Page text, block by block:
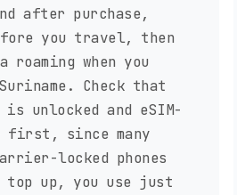
after purchase,
you travel, then
roaming when you
Check that
is unlocked and eSIM-
first, since many
locked phones
up, you use just